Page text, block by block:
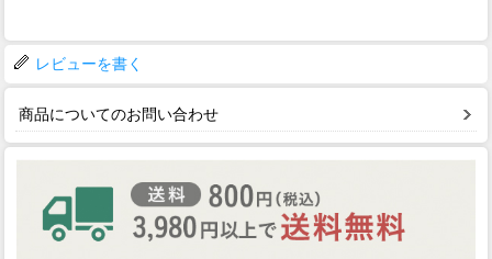
レビューを書く
商品についてのお問い合わせ